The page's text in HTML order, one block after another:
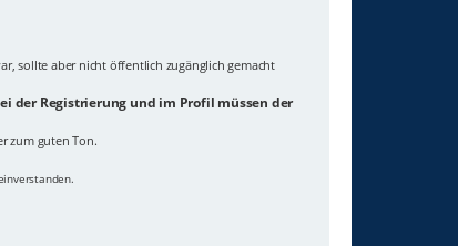
sollte aber nicht öffentlich zugänglich gemacht
der Registrierung und im Profil müssen der
zum guten Ton.